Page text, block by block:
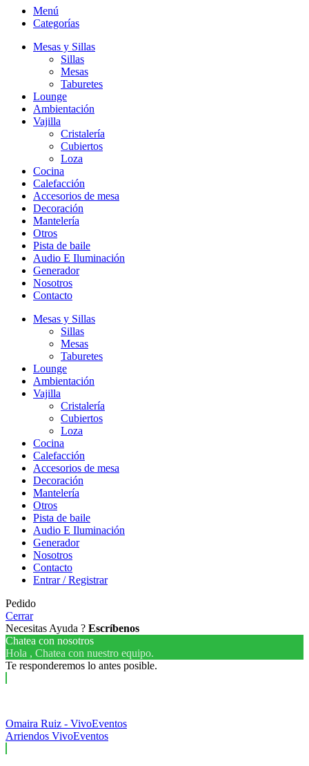
Menú
Categorías
Mesas y Sillas
Sillas
Mesas
Taburetes
Lounge
Ambientación
Vajilla
Cristalería
Cubiertos
Loza
Cocina
Calefacción
Accesorios de mesa
Decoración
Mantelería
Otros
Pista de baile
Audio E Iluminación
Generador
Nosotros
Contacto
Mesas y Sillas
Sillas
Mesas
Taburetes
Lounge
Ambientación
Vajilla
Cristalería
Cubiertos
Loza
Cocina
Calefacción
Accesorios de mesa
Decoración
Mantelería
Otros
Pista de baile
Audio E Iluminación
Generador
Nosotros
Contacto
Entrar / Registrar
Pedido
Cerrar
Necesitas Ayuda ? Escríbenos
Chatea con nosotros
Hola , Chatea con nuestro equipo.
Te responderemos lo antes posible.
Omaira Ruiz - VivoEventos
Arriendos VivoEventos